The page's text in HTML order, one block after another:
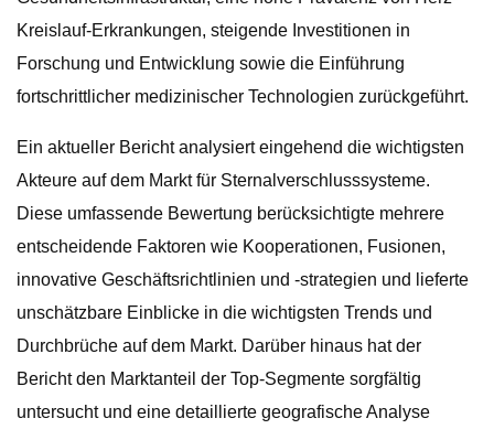
Kreislauf-Erkrankungen, steigende Investitionen in
Forschung und Entwicklung sowie die Einführung
fortschrittlicher medizinischer Technologien zurückgeführt.
Ein aktueller Bericht analysiert eingehend die wichtigsten
Akteure auf dem Markt für Sternalverschlusssysteme.
Diese umfassende Bewertung berücksichtigte mehrere
entscheidende Faktoren wie Kooperationen, Fusionen,
innovative Geschäftsrichtlinien und -strategien und lieferte
unschätzbare Einblicke in die wichtigsten Trends und
Durchbrüche auf dem Markt. Darüber hinaus hat der
Bericht den Marktanteil der Top-Segmente sorgfältig
untersucht und eine detaillierte geografische Analyse